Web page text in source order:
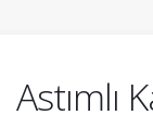
Astımlı